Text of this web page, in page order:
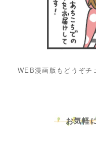
WEB漫画版もどうぞチ
お気軽